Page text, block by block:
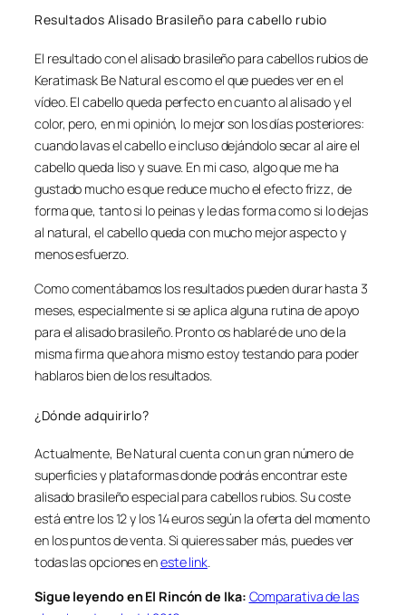
Resultados Alisado Brasileño para cabello rubio
El resultado con el alisado brasileño para cabellos rubios de
Keratimask Be Natural es como el que puedes ver en el
vídeo. El cabello queda perfecto en cuanto al alisado y el
color, pero, en mi opinión, lo mejor son los días posteriores:
cuando lavas el cabello e incluso dejándolo secar al aire el
cabello queda liso y suave. En mi caso, algo que me ha
gustado mucho es que reduce mucho el efecto frizz, de
forma que, tanto si lo peinas y le das forma como si lo dejas
al natural, el cabello queda con mucho mejor aspecto y
menos esfuerzo.
Como comentábamos los resultados pueden durar hasta 3
meses, especialmente si se aplica alguna rutina de apoyo
para el alisado brasileño. Pronto os hablaré de uno de la
misma firma que ahora mismo estoy testando para poder
hablaros bien de los resultados.
¿Dónde adquirirlo?
Actualmente, Be Natural cuenta con un gran número de
superficies y plataformas donde podrás encontrar este
alisado brasileño especial para cabellos rubios. Su coste
está entre los 12 y los 14 euros según la oferta del momento
en los puntos de venta. Si quieres saber más, puedes ver
todas las opciones eneste link.
Sigue leyendo en El Rincón de Ika: Comparativa de las